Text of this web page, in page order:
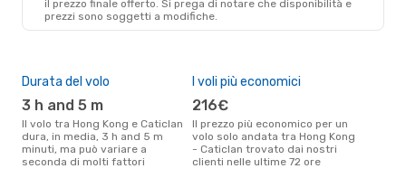
il ​​prezzo finale offerto. Si prega di notare che disponibilità e
prezzi sono soggetti a modifiche.
Durata del volo
3 h and 5 m
Il volo tra Hong Kong e Caticlan
dura, in media, 3 h and 5 m
minuti, ma può variare a
seconda di molti fattori
I voli più economici
216€
Il prezzo più economico per un
volo solo andata tra Hong Kong
- Caticlan trovato dai nostri
clienti nelle ultime 72 ore